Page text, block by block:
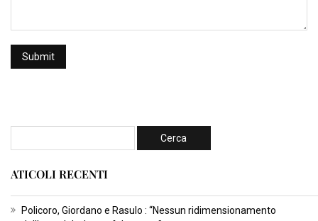
ATICOLI RECENTI
Policoro, Giordano e Rasulo : “Nessun ridimensionamento